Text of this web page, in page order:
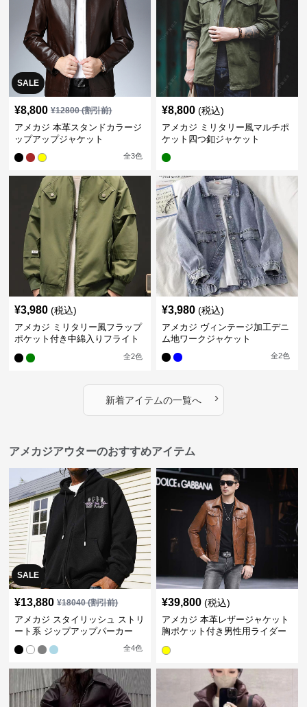
SALE
¥8,800 ¥12800(割引前)
アメカジ 本革スタンドカラージ
ップアップジャケット
全3色
¥8,800 (税込)
アメカジ ミリタリー風マルチポ
ケット四つ釦ジャケット
¥3,980 (税込)
アメカジ ミリタリー風フラップ
ポケット付き中綿入りフライト
全2色
¥3,980 (税込)
アメカジ ヴィンテージ加工デニ
ム地ワークジャケット
全2色
新着アイテムの一覧へ ›
アメカジアウターのおすすめアイテム
SALE
¥13,880 ¥18040(割引前)
アメカジ スタイリッシュ ストリ
ート系 ジップアップパーカー
全4色
¥39,800 (税込)
アメカジ 本革レザージャケット
胸ポケット付き男性用ライダー